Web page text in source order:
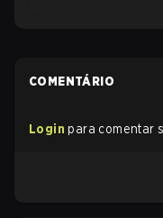
COMENTÁRIO
Login para comentar